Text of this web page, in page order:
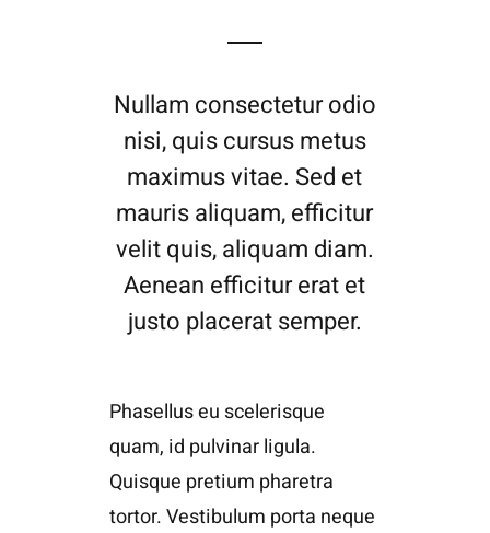
Nullam consectetur odio
nisi, quis cursus metus
maximus vitae. Sed et
mauris aliquam, efficitur
velit quis, aliquam diam.
Aenean efficitur erat et
justo placerat semper.
Phasellus eu scelerisque
quam, id pulvinar ligula.
Quisque pretium pharetra
tortor. Vestibulum porta neque